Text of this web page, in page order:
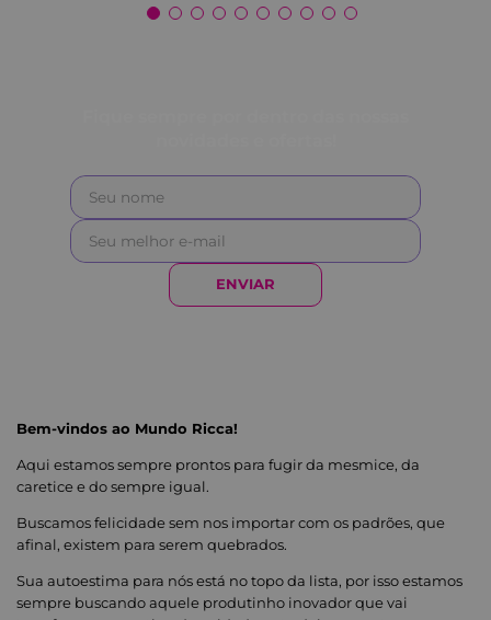
ENVIAR
Bem-vindos ao Mundo Ricca!
Aqui estamos sempre prontos para fugir da mesmice, da
caretice e do sempre igual.
Buscamos felicidade sem nos importar com os padrões, que
afinal, existem para serem quebrados.
Sua autoestima para nós está no topo da lista, por isso estamos
sempre buscando aquele produtinho inovador que vai